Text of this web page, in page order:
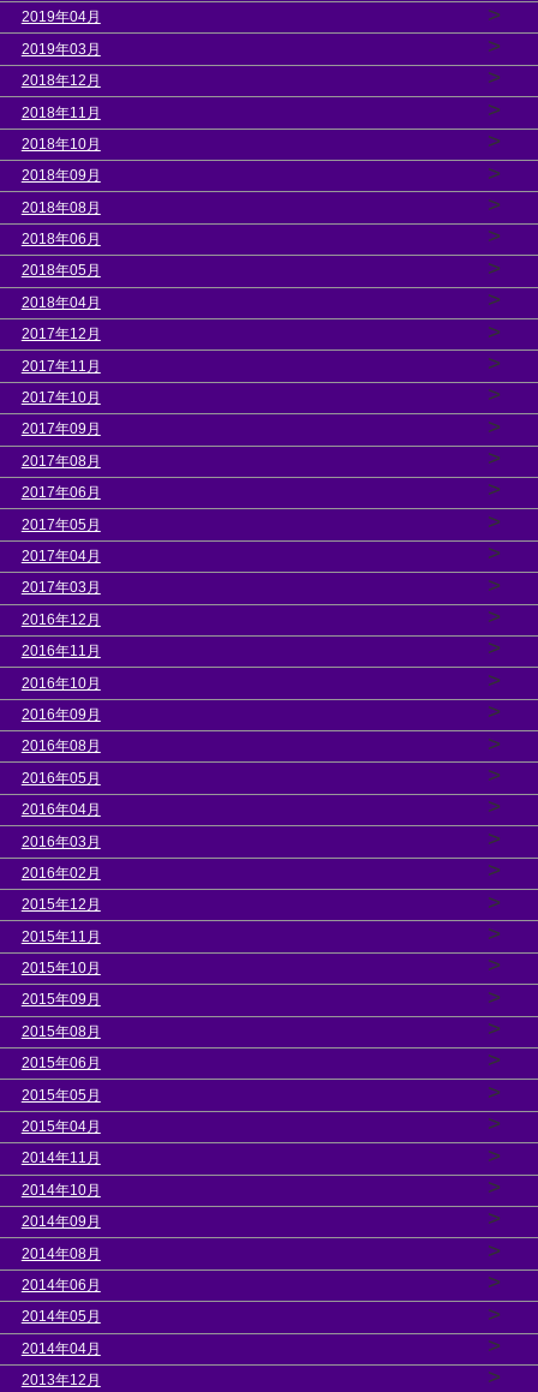
2019年04月 >
2019年03月 >
2018年12月 >
2018年11月 >
2018年10月 >
2018年09月 >
2018年08月 >
2018年06月 >
2018年05月 >
2018年04月 >
2017年12月 >
2017年11月 >
2017年10月 >
2017年09月 >
2017年08月 >
2017年06月 >
2017年05月 >
2017年04月 >
2017年03月 >
2016年12月 >
2016年11月 >
2016年10月 >
2016年09月 >
2016年08月 >
2016年05月 >
2016年04月 >
2016年03月 >
2016年02月 >
2015年12月 >
2015年11月 >
2015年10月 >
2015年09月 >
2015年08月 >
2015年06月 >
2015年05月 >
2015年04月 >
2014年11月 >
2014年10月 >
2014年09月 >
2014年08月 >
2014年06月 >
2014年05月 >
2014年04月 >
2013年12月 >